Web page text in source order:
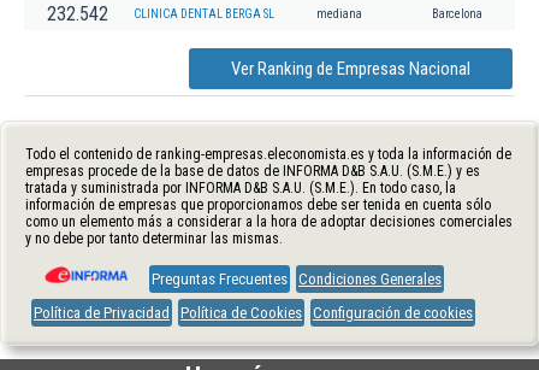
232.542 CLINICA DENTAL BERGA SL mediana Barcelona
Ver Ranking de Empresas Nacional
Todo el contenido de ranking-empresas.eleconomista.es y toda la información de
empresas procede de la base de datos de INFORMA D&B S.A.U. (S.M.E.) y es
tratada y suministrada por INFORMA D&B S.A.U. (S.M.E.). En todo caso, la
información de empresas que proporcionamos debe ser tenida en cuenta sólo
como un elemento más a considerar a la hora de adoptar decisiones comerciales
y no debe por tanto determinar las mismas.
Preguntas Frecuentes Condiciones Generales
Política de Privacidad
Política de Cookies Configuración de cookies